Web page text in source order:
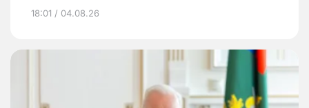
18:01 / 04.08.26